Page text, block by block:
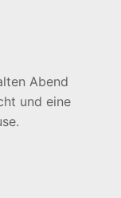
Abend
und eine